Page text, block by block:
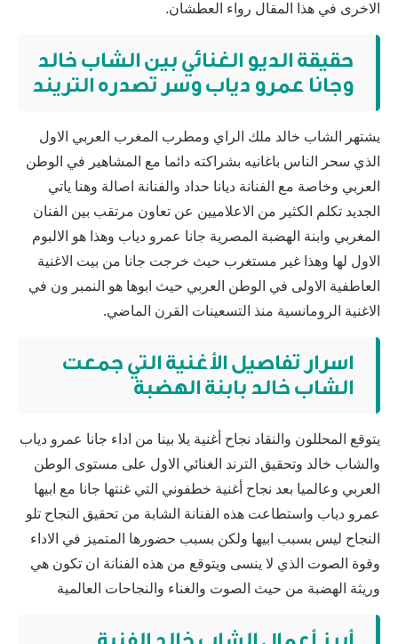
الاخرى في هذا المقال رواء العطشان.
حقيقة الديو الغنائي بين الشاب خالد
وجانا عمرو دياب وسر تصدره التريند
يشتهر الشاب خالد ملك الراي ومطرب المغرب العربي الاول
الذي سحر الناس باغانيه بشراكته دائما مع المشاهير في الوطن
العربي وخاصة مع الفنانة ديانا حداد والفنانة اصالة وهنا ياتي
الجديد تكلم الكثير من الاعلاميين عن تعاون مرتقب بين الفنان
المغربي وابنة الهضبة المصرية جانا عمرو دياب وهذا هو الالبوم
الاول لها وهذا غير مستغرب حيث خرجت جانا من بيت الاغنية
العاطفية الاولى في الوطن العربي حيث ابوها هو النمبر ون في
الاغنية الرومانسية منذ التسعينات القرن الماضي.
اسرار تفاصيل الأغنية التي جمعت
الشاب خالد بابنة الهضبة
يتوقع المحللون والنقاد نجاح أغنية يلا بينا من اداء جانا عمرو دياب
والشاب خالد وتحقيق الترند الغنائي الاول على مستوى الوطن
العربي وعالميا بعد نجاح أغنية خطفوني التي غنتها جانا مع ابيها
عمرو دياب واستطاعت هذه الفنانة الشابة من تحقيق النجاح تلو
النجاح ليس بسبب ابيها ولكن بسبب حضورها المتميز في الاداء
وقوة الصوت الذي لا ينسى ويتوقع من هذه الفنانة ان تكون هي
وريثة الهضبة من حيث الصوت والغناء والنجاحات العالمية